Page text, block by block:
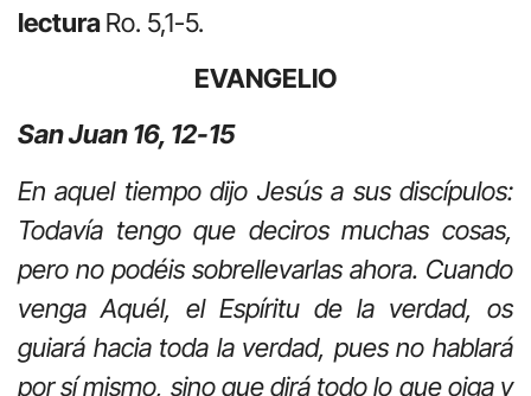
lecturaRo. 5,1-5.
EVANGELIO
San Juan 16, 12-15
En aquel tiempo dijo Jesús a sus discípulos:
Todavía tengo que deciros muchas cosas,
pero no podéis sobrellevarlas ahora. Cuando
venga Aquél, el Espíritu de la verdad, os
guiará hacia toda la verdad, pues no hablará
por sí mismo, sino que dirá todo lo que oiga y